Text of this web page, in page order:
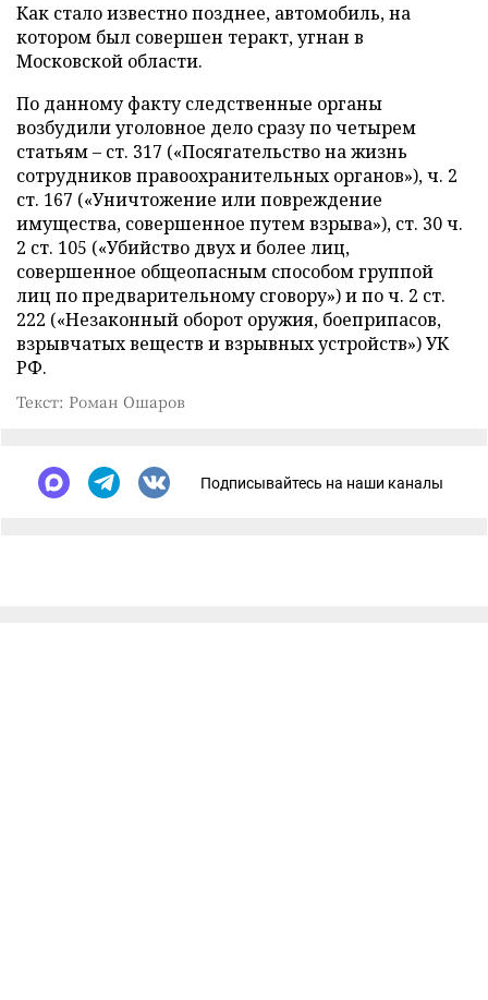
Как стало известно позднее, автомобиль, на
котором был совершен теракт, угнан в
Московской области.
По данному факту следственные органы
возбудили уголовное дело сразу по четырем
статьям – ст. 317 («Посягательство на жизнь
сотрудников правоохранительных органов»), ч. 2
ст. 167 («Уничтожение или повреждение
имущества, совершенное путем взрыва»), ст. 30 ч.
2 ст. 105 («Убийство двух и более лиц,
совершенное общеопасным способом группой
лиц по предварительному сговору») и по ч. 2 ст.
222 («Незаконный оборот оружия, боеприпасов,
взрывчатых веществ и взрывных устройств») УК
РФ.
Текст: Роман Ошаров
Подписывайтесь на наши каналы